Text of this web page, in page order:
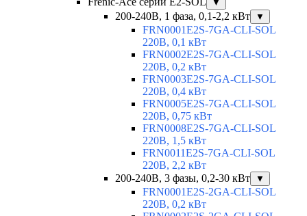
▼
200-240В, 1 фаза, 0,1-2,2 кВт ▼
FRN0001E2S-7GA-CLI-SOL
220В, 0,1 кВт
FRN0002E2S-7GA-CLI-SOL
220В, 0,2 кВт
FRN0003E2S-7GA-CLI-SOL
220В, 0,4 кВт
FRN0005E2S-7GA-CLI-SOL
220В, 0,75 кВт
FRN0008E2S-7GA-CLI-SOL
220В, 1,5 кВт
FRN0011E2S-7GA-CLI-SOL
220В, 2,2 кВт
200-240В, 3 фазы, 0,2-30 кВт
▼
FRN0001E2S-2GA-CLI-SOL
220В, 0,2 кВт